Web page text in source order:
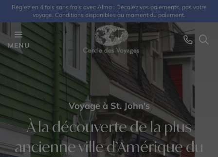
Réglez en 4 fois sans frais avec Alma : Décalez vos paiements, pas votre
voyage. Conditions disponibles au moment du paiement.
MENU
Voyage à St. John's
À la découverte de la plus
ancienne ville d’Amérique du